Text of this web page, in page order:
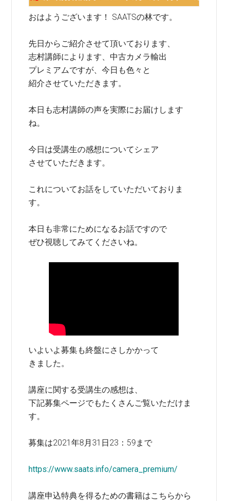
おはようございます！ SAATSの林です。
先日からご紹介させて頂いております、
志村講師によります、中古カメラ輸出
プレミアムですが、今日も色々と
紹介させていただきます。
本日も志村講師の声を実際にお届けします
ね。
今日は受講生の感想についてシェア
させていただきます。
これについてお話をしていただいておりま
す。
本日も非常にためになるお話ですので
ぜひ視聴してみてくださいね。
いよいよ募集も終盤にさしかかって
きました。
講座に関する受講生の感想は、
下記募集ページでもたくさんご覧いただけま
す。
募集は2021年8月31日23：59まで
https://www.saats.info/camera_premium/
講座申込特典を得るための書籍はこちらから